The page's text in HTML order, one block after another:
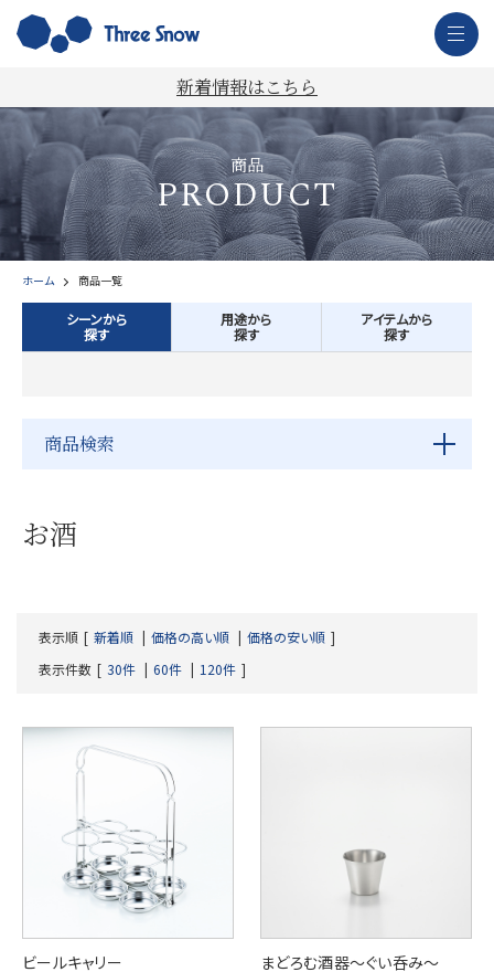
新着情報はこちら
ホーム 商品一覧
商品
PRODUCT
シーンから
探す
用途から
探す
アイテムから
探す
商品検索
お酒
表示順 新着順 価格の高い順
価格の安い順
表示件数
30件 60件 120件
ビールキャリー
まどろむ酒器～ぐい呑み～